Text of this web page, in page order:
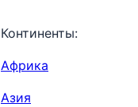
Континенты:
Африка
Азия